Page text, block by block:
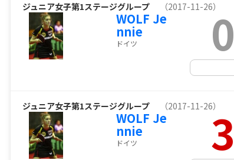
ジュニア女子第1ステージグループ （2017-11-26）
WOLF Je
nnie
ドイツ 0
ジュニア女子第1ステージグループ （2017-11-26）
WOLF Je
nnie
ドイツ 3